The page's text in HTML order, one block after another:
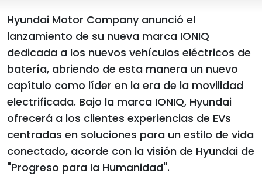
Hyundai Motor Company anunció el
lanzamiento de su nueva marca IONIQ
dedicada a los nuevos vehículos eléctricos de
batería, abriendo de esta manera un nuevo
capítulo como líder en la era de la movilidad
electrificada. Bajo la marca IONIQ, Hyundai
ofrecerá a los clientes experiencias de EVs
centradas en soluciones para un estilo de vida
conectado, acorde con la visión de Hyundai de
"Progreso para la Humanidad".